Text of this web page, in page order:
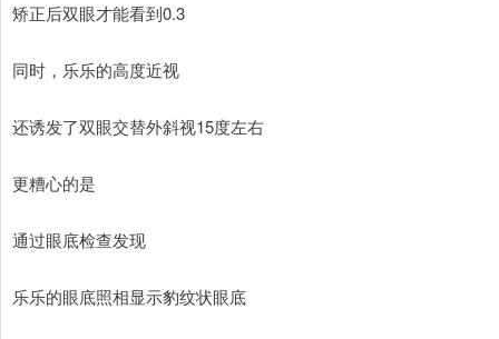
矫正后双眼才能看到0.3
同时，乐乐的高度近视
还诱发了双眼交替外斜视15度左右
更糟心的是
通过眼底检查发现
乐乐的眼底照相显示豹纹状眼底